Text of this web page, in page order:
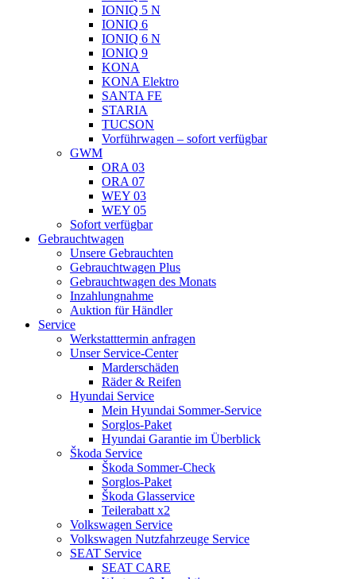
IONIQ 5 N
IONIQ 6
IONIQ 6 N
IONIQ 9
KONA
KONA Elektro
SANTA FE
STARIA
TUCSON
Vorführwagen – sofort verfügbar
GWM
ORA 03
ORA 07
WEY 03
WEY 05
Sofort verfügbar
Gebrauchtwagen
Unsere Gebrauchten
Gebrauchtwagen Plus
Gebrauchtwagen des Monats
Inzahlungnahme
Auktion für Händler
Service
Werkstatttermin anfragen
Unser Service-Center
Marderschäden
Räder & Reifen
Hyundai Service
Mein Hyundai Sommer-Service
Sorglos-Paket
Hyundai Garantie im Überblick
Škoda Service
Škoda Sommer-Check
Sorglos-Paket
Škoda Glasservice
Teilerabatt x2
Volkswagen Service
Volkswagen Nutzfahrzeuge Service
SEAT Service
SEAT CARE